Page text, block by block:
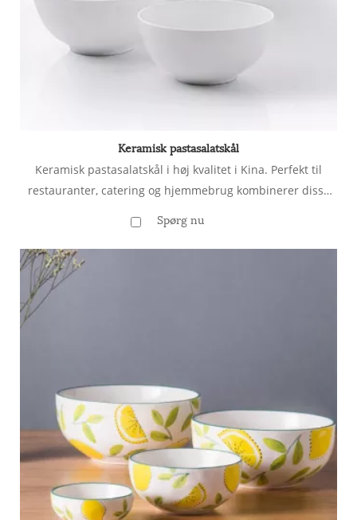
Keramisk pastasalatskål
Keramisk pastasalatskål i høj kvalitet i Kina. Perfekt til
restauranter, catering og hjemmebrug kombinerer disse
Ceramics for bulkordrer!
Spørg nu